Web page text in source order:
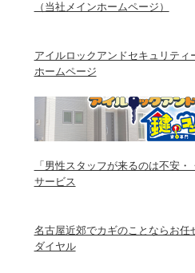
（当社メインホームページ）
アイルロックアンドセキュリティ
ホームページ
「男性スタッフが来るのは不安
サービス
名古屋近郊でカギのことならお
ダイヤル